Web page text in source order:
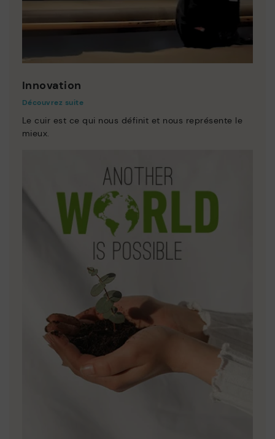
Innovation
Découvrez suite
Le cuir est ce qui nous définit et nous représente le
mieux.